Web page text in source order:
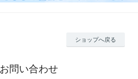
ショップへ戻る
お問い合わせ